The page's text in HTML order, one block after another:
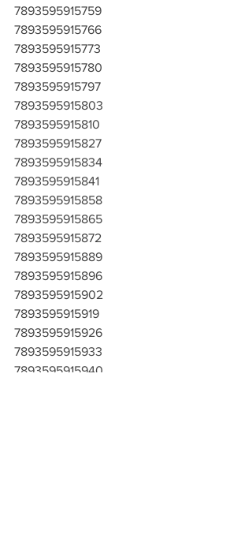
7893595915759
7893595915766
7893595915773
7893595915780
7893595915797
7893595915803
7893595915810
7893595915827
7893595915834
7893595915841
7893595915858
7893595915865
7893595915872
7893595915889
7893595915896
7893595915902
7893595915919
7893595915926
7893595915933
7893595915940